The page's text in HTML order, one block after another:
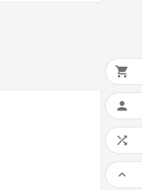



